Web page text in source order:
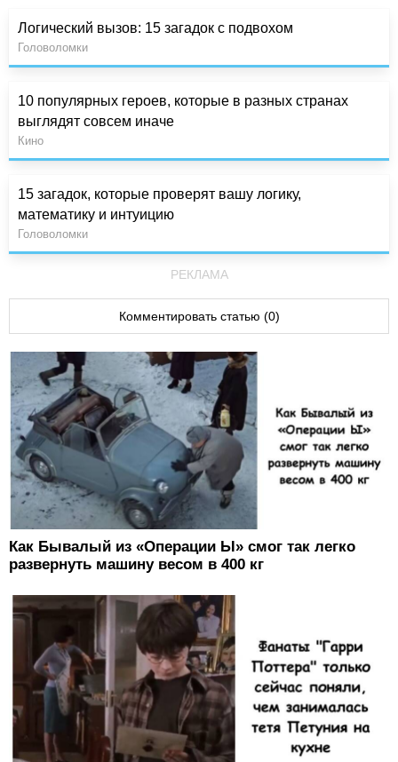
Логический вызов: 15 загадок с подвохом
Головоломки
10 популярных героев, которые в разных странах
выглядят совсем иначе
Кино
15 загадок, которые проверят вашу логику,
математику и интуицию
Головоломки
РЕКЛАМА
Комментировать статью (0)
Как Бывалый из «Операции Ы» смог так легко
развернуть машину весом в 400 кг